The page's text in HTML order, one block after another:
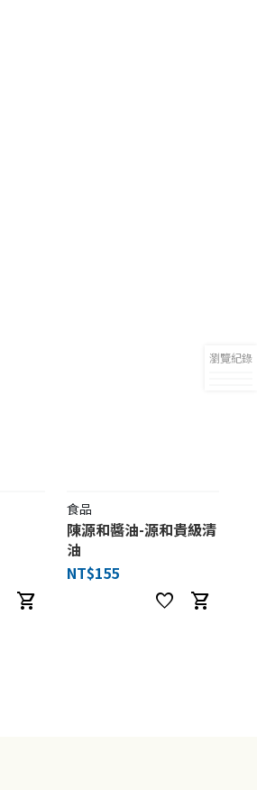
瀏覽紀錄
shopping_cart
食品
陳源和醬油-源和貴級清
油
NT$155
favorite shopping_cart